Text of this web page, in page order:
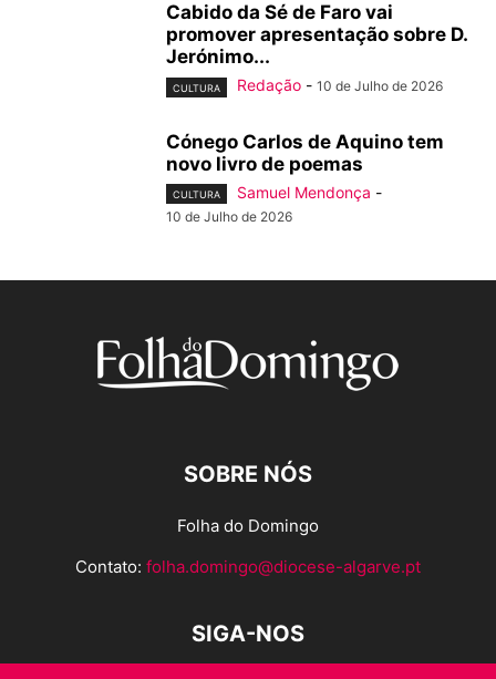
Cabido da Sé de Faro vai
promover apresentação sobre D.
Jerónimo...
CULTURA Redação - 10 de Julho de 2026
Cónego Carlos de Aquino tem
novo livro de poemas
CULTURA Samuel Mendonça -
10 de Julho de 2026
SOBRE NÓS
Folha do Domingo
Contato: folha.domingo@diocese-algarve.pt
SIGA-NOS